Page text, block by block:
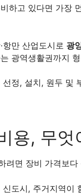
하고 있다면 가장
항만 산업도시로 광
광역생활권까지
정, 설치, 원두 및
용, 무
려면 장비 가격보
도시, 주거지역이